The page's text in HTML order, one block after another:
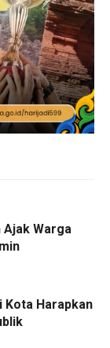
Ajak Warga
Kota Harapkan